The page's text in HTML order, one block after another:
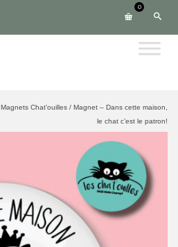
0
Magnets Chat'ouilles / Magnet – Dans cette maison,
le chat c’est le patron!